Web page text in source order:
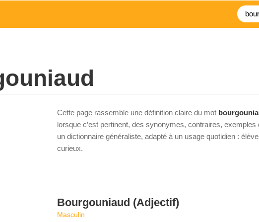
Cette page rassemble une définition claire du mot
lorsque c’est pertinent, des synonymes, contraires,
un dictionnaire généraliste, adapté à un usage quotidien :
curieux.
Bourgouniaud (Adjectif)
Masculin